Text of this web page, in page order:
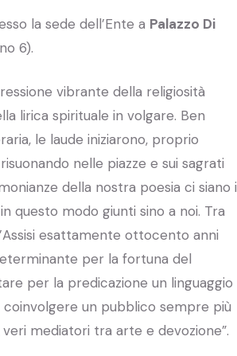
la sede dell’Ente a Palazzo Di
6).
vibrante della religiosità
lirica spirituale in volgare. Ben
le laude iniziarono, proprio
nelle piazze e sui sagrati
della nostra poesia ci siano i
questo modo giunti sino a noi. Tra
esattamente ottocento anni
per la fortuna del
per la predicazione un linguaggio
un pubblico sempre più
mediatori tra arte e devozione”.